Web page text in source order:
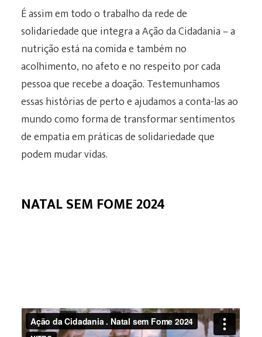
É assim em todo o trabalho da rede de
solidariedade que integra a Ação da Cidadania – a
nutrição está na comida e também no
acolhimento, no afeto e no respeito por cada
pessoa que recebe a doação. Testemunhamos
essas histórias de perto e ajudamos a conta-las ao
mundo como forma de transformar sentimentos
de empatia em práticas de solidariedade que
podem mudar vidas.
NATAL SEM FOME 2024